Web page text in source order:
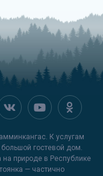
К услугам
гостевой дом.
на природе в Республике
— частично